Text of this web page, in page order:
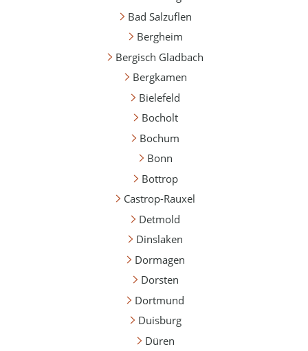
Bad Salzuflen
Bergheim
Bergisch Gladbach
Bergkamen
Bielefeld
Bocholt
Bochum
Bonn
Bottrop
Castrop-Rauxel
Detmold
Dinslaken
Dormagen
Dorsten
Dortmund
Duisburg
Düren